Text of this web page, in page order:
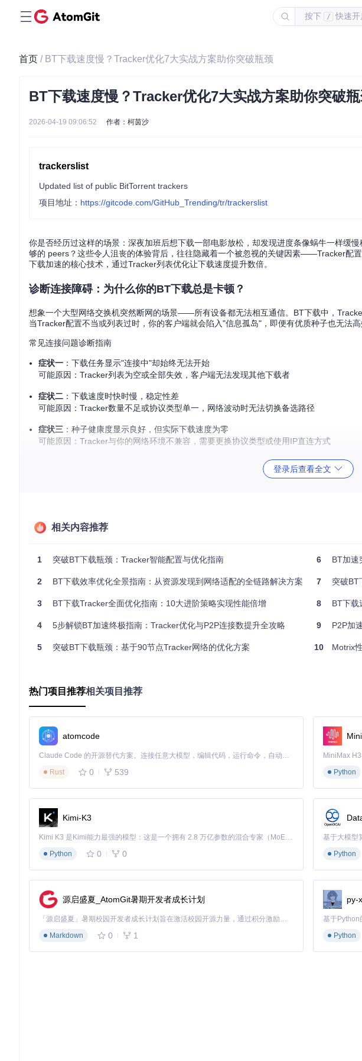
按下 / 快速开
首页 / BT下载速度慢？Tracker优化7大实战方案助你突破瓶颈
BT下载速度慢？Tracker优化7大实战方案助你突破
2026-04-19 09:06:52 作者：柯茵沙
trackerslist
Updated list of public BitTorrent trackers
项目地址： https://gitcode.com/GitHub_Trending/tr/trackerslist
你是否经历过这样的场景：深夜加班后想下载一部电影放松，却发现进度条像蜗牛一样缓
够的 peers？这些令人沮丧的体验背后，往往隐藏着一个被忽视的关键因素——Tracker配
下载加速的核心技术，通过Tracker列表优化让下载速度提升数倍。
诊断连接障碍：为什么你的BT下载总是卡顿？
想象一个大型网络交换机突然断网的场景——所有设备都无法相互通信。BT下载中，
当Tracker配置不当或列表过时，你的客户端就会陷入"信息孤岛"，即便有优质种子也无法高
常见连接问题诊断指南
症状一 ：下载任务显示"连接中"却始终无法开始
可能原因：Tracker列表为空或全部失效，客户端无法发现其他下载者
症状二 ：下载速度时快时慢，稳定性差
可能原因：Tracker数量不足或协议类型单一，网络波动时无法切换备选路径
症状三 ：种子健康度显示良好，但实际下载速度为零
可能原因：Tracker与你的网络环境不兼容，需要更换协议类型或使用IP直连方式
基础优化方案：trackers_best.txt
全面优化方案：trackers_all.txt
打开软件设置 → 进入BitTorrent选项卡
点击"应用"并重启客户端
网络环境适配方案
不同网络环境需要匹配不同的Tracker格式：
DNS解析问题解决方案
：使用IP地址版Tracker列表（trackers_best_ip.txt和
非域名访问，特别适合校园网、企业内网等复杂网络环境。
特殊网络配置指南：
高延迟网络：增加UDP协议Tracker比例提升响应速度
协议优化策略
Tracker支持多种网络协议，如同不同类型的传输通道：
UDP协议 （47个）：传输速度快，资源占用低，适合对实时性要求高的下载任务
HTTP/HTTPS协议（58个）：穿透防火墙能力强，连接稳定性高，适合严格网络管控环
WebSocket协议（3个）：支持WebTorrent技术，可在浏览器环境中使用，适合网页端
隐私保护方案
对于注重隐私的用户，项目提供10个I2P协议的Tracker，通过加密网络传输实现匿名下载
效果可视化：优化前后对比
登录后查看全文
相关内容推荐
1 突破BT下载瓶颈：Tracker智能配置与优化指南
2 BT下载效率优化全景指南：从资源发现到网络适配的全链路解决方案
3 BT下载Tracker全面优化指南：10大进阶策略实现性能倍增
4 5步解锁BT加速终极指南：Tracker优化与P2P连接数提升全攻略
5 突破BT下载瓶颈：基于90节点Tracker网络的优化方案
6 BT加速
7 突破BT
8 BT下载
9 P2P加
10 Motrix
热门项目推荐相关项目推荐
atomcode
Claude Code 的开源替代方案。连接任意大模型，编辑代码，运行命令，自动验证 — 全自动执行。用 Rust 构建，极致性能。 ｜ An open-source alternative to Claude Code. Connect any LLM, edit code, run commands, and verify changes — autonomously. Built in Rust for speed. Get Started
Rust
0 539
Python
Kimi-K3
Kimi K3 是Kimi能力最强的模型：这是一个拥有 2.8 万亿参数的混合专家（MoE）模型，具备原生视觉理解能力，并支持 100 万 token 的上下文窗口。
Python
0 0
基于大模型
Python
源启盛夏_AtomGit暑期开发者成长计划
「源启盛夏」暑期校园开发者成长计划旨在激活校园开源力量，通过积分激励、认证扶持、资源倾斜等形式，引导高校组织和开发者完成「入驻 — 建项目 — 做贡献 — 获认证 — 得资源」的完整闭环。无论你是想带领社团入驻平台的组织者，还是希望用代码贡献证明自己的开发者，都能在这里找到属于你的成长路径。
Markdown
0 1
py-
Python